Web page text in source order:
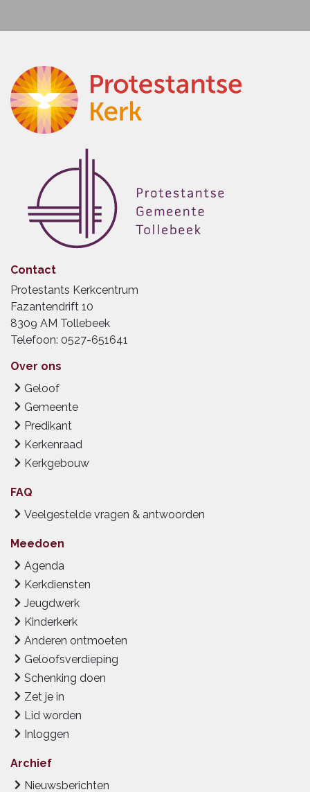
Contact
Protestants Kerkcentrum
Fazantendrift 10
8309 AM Tollebeek
Telefoon: 0527-651641
Over ons
Geloof
Gemeente
Predikant
Kerkenraad
Kerkgebouw
FAQ
Veelgestelde vragen & antwoorden
Meedoen
Agenda
Kerkdiensten
Jeugdwerk
Kinderkerk
Anderen ontmoeten
Geloofsverdieping
Schenking doen
Zet je in
Lid worden
Inloggen
Archief
Nieuwsberichten